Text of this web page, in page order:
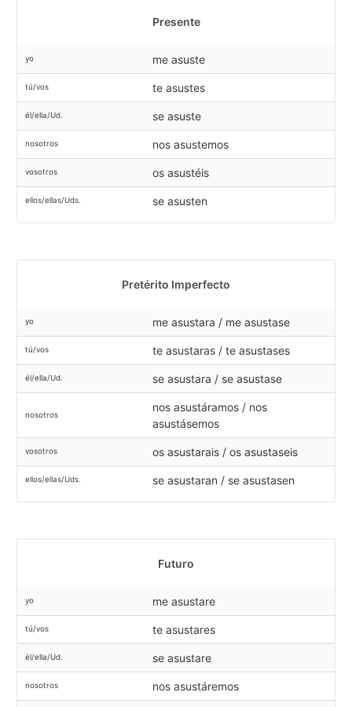
Presente
yo me asuste
tú/vos te asustes
él/ella/Ud. se asuste
nosotros nos asustemos
vosotros os asustéis
ellos/ellas/Uds. se asusten
Pretérito Imperfecto
yo me asustara / me asustase
tú/vos te asustaras / te asustases
él/ella/Ud. se asustara / se asustase
nosotros
nos asustáramos / nos
asustásemos
vosotros os asustarais / os asustaseis
ellos/ellas/Uds. se asustaran / se asustasen
Futuro
yo me asustare
tú/vos te asustares
él/ella/Ud. se asustare
nosotros nos asustáremos